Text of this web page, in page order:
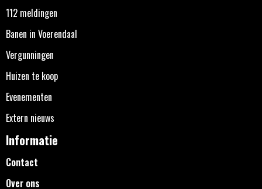
112 meldingen
Banen in Voerendaal
Vergunningen
Huizen te koop
Evenementen
Extern nieuws
Informatie
Contact
Over ons